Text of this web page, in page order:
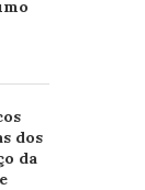
dos
da